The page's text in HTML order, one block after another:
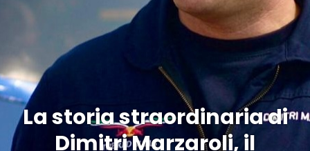
La storia straordinaria di
Dimitri Marzaroli, il